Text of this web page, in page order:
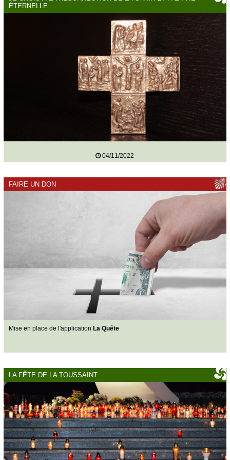
ÉTERNELLE
04/11/2022
FAIRE UN DON
Mise en place de l'application La Quête
LA FÊTE DE LA TOUSSAINT